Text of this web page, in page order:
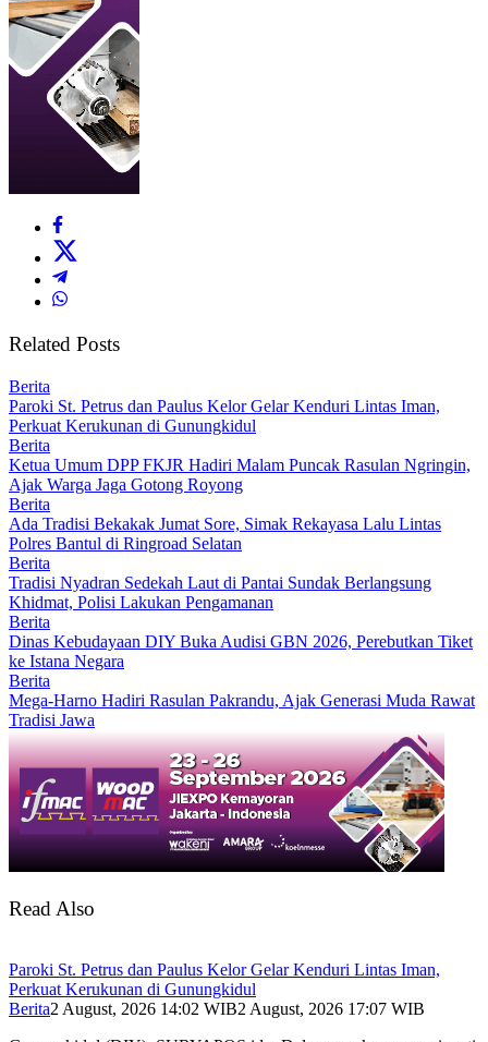
Related Posts
Berita
Paroki St. Petrus dan Paulus Kelor Gelar Kenduri Lintas Iman,
Perkuat Kerukunan di Gunungkidul
Berita
Ketua Umum DPP FKJR Hadiri Malam Puncak Rasulan Ngringin,
Ajak Warga Jaga Gotong Royong
Berita
Ada Tradisi Bekakak Jumat Sore, Simak Rekayasa Lalu Lintas
Polres Bantul di Ringroad Selatan
Berita
Tradisi Nyadran Sedekah Laut di Pantai Sundak Berlangsung
Khidmat, Polisi Lakukan Pengamanan
Berita
Dinas Kebudayaan DIY Buka Audisi GBN 2026, Perebutkan Tiket
ke Istana Negara
Berita
Mega-Harno Hadiri Rasulan Pakrandu, Ajak Generasi Muda Rawat
Tradisi Jawa
Read Also
Paroki St. Petrus dan Paulus Kelor Gelar Kenduri Lintas Iman,
Perkuat Kerukunan di Gunungkidul
Berita2 August, 2026 14:02 WIB2 August, 2026 17:07 WIB